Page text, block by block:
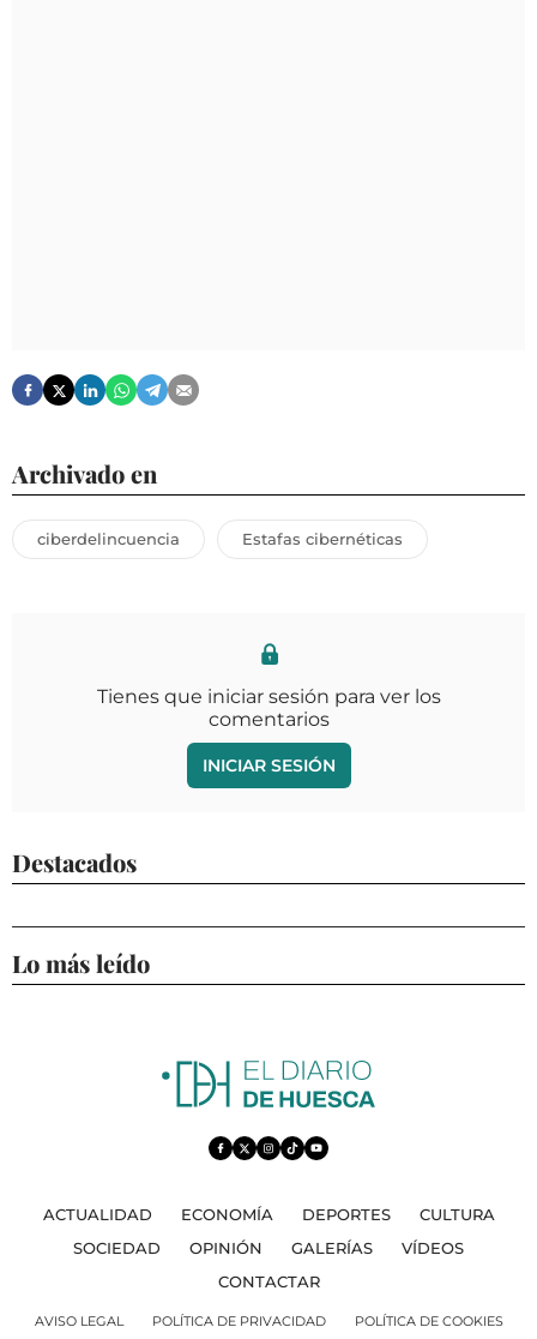
Archivado en
ciberdelincuencia Estafas cibernéticas
Tienes que iniciar sesión para ver los
comentarios
INICIAR SESIÓN
Destacados
Lo más leído
ACTUALIDAD ECONOMÍA DEPORTES
CULTURA
SOCIEDAD
OPINIÓN GALERÍAS
VÍDEOS
CONTACTAR
AVISO LEGAL POLÍTICA DE PRIVACIDAD POLÍTICA DE COOKIES